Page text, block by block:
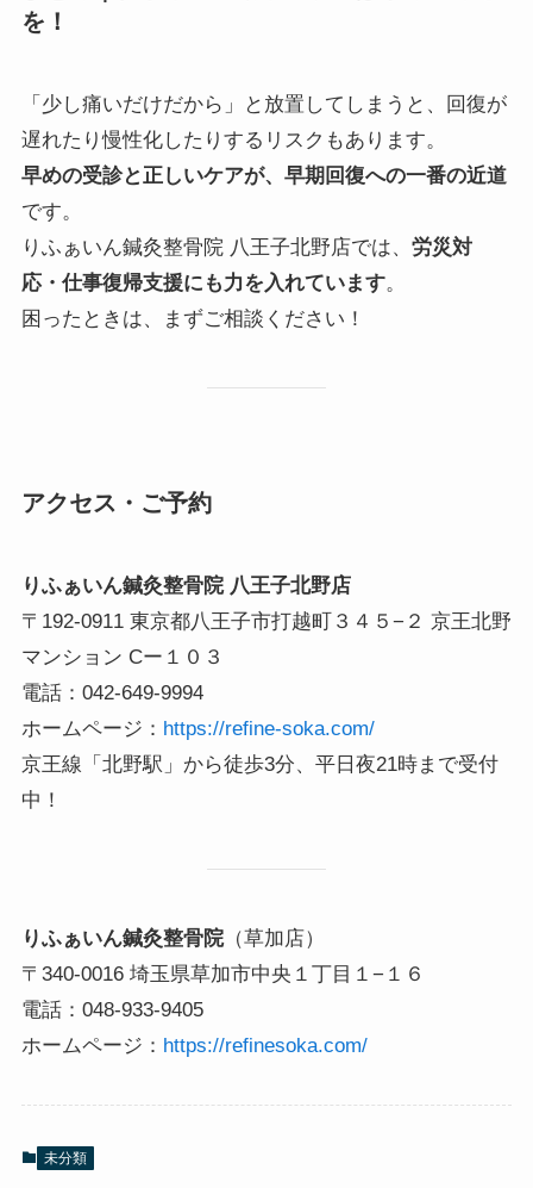
を！
「少し痛いだけだから」と放置してしまうと、回復が
遅れたり慢性化したりするリスクもあります。
早めの受診と正しいケアが、早期回復への一番の近道
です。
りふぁいん鍼灸整骨院 八王子北野店では、 労災対
応・仕事復帰支援にも力を入れています。
困ったときは、まずご相談ください！
アクセス・ご予約
りふぁいん鍼灸整骨院 八王子北野店
〒192-0911 東京都八王子市打越町３４５−２ 京王北野
マンション Cー１０３
電話：042-649-9994
ホームページ： https://refine-soka.com/
京王線「北野駅」から徒歩3分、平日夜21時まで受付
中！
りふぁいん鍼灸整骨院（草加店）
〒340-0016 埼玉県草加市中央１丁目１−１６
電話：048-933-9405
ホームページ： https://refinesoka.com/
未分類